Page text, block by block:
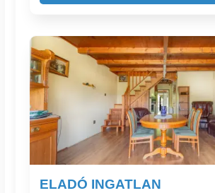
ELADÓ INGATLAN